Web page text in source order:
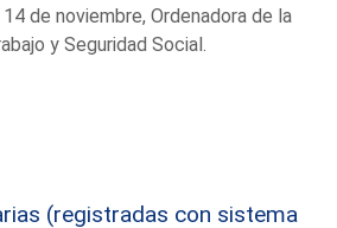
de noviembre, Ordenadora de la
y Seguridad Social.
(registradas con sistema